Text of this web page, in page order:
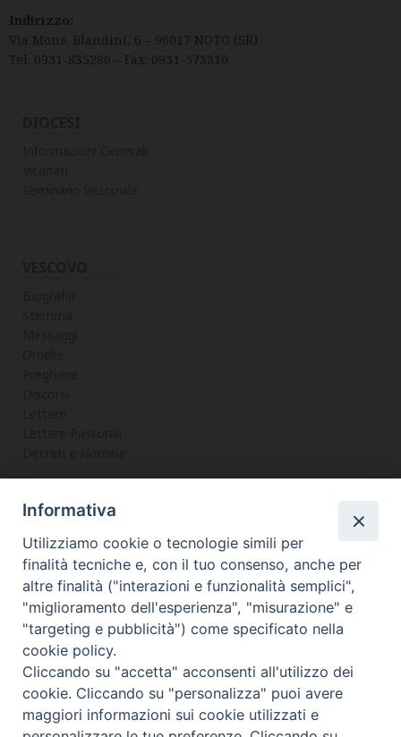
Indirizzo:
Via Mons. Blandini, 6 – 96017 NOTO (SR)
Tel. 0931-835286 – Fax. 0931-573310
Informazioni
Vicario Generale
Uffici
Servizi
Diocesi di Noto
COPYRIGHT © 2017 - DIOCESI DI NOTO
Informativa
Utilizziamo cookie o tecnologie simili per
finalità tecniche e, con il tuo consenso, anche per
altre finalità ("interazioni e funzionalità semplici",
"miglioramento dell'esperienza", "misurazione" e
"targeting e pubblicità") come specificato nella
cookie policy.
Cliccando su "accetta" acconsenti all'utilizzo dei
cookie. Cliccando su "personalizza" puoi avere
maggiori informazioni sui cookie utilizzati e